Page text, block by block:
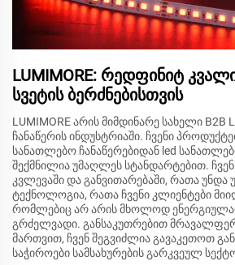
LUMIMORE: რედფინიტ
სვეტის ბერძნებისთვის
LUMIMORE არის მიმდინარე სახელი B2B
ჩანაწერის ინდუსტრიაში. ჩვენი
სანათლებო ჩანაწერებიდან led
შექმნილია უმაღლეს სტანდარტებით.
კვლევაში და განვითარებაში, რათა უნდა
ტექნოლოგია, რათა ჩვენი კლიენტები
რომლებიც არ არის მხოლოდ
გრძელვადი. განსაკუთრებით
მართვით, ჩვენ შეგვიძლია გავაკეთოთ
საჭიროები სამსახურების გარკვეულ